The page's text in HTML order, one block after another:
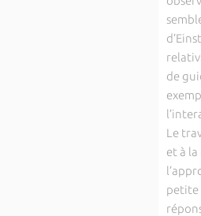
de
Le
et à
petite